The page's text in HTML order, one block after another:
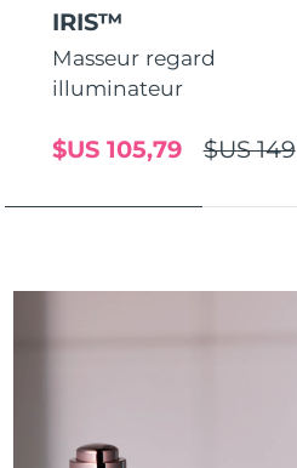
IRIS™
Masseur regard
illuminateur
$US 149
$US 105,79